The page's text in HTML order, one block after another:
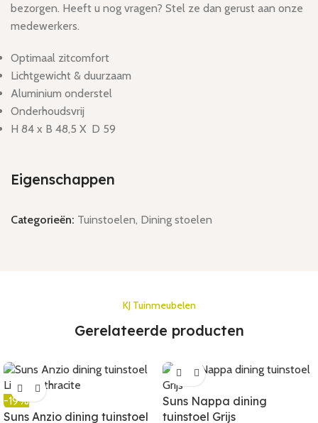
bezorgen. Heeft u nog vragen? Stel ze dan gerust aan onze
medewerkers.
Optimaal zitcomfort
Lichtgewicht & duurzaam
Aluminium onderstel
Onderhoudsvrij
H 84 x B 48,5 X D 59
Eigenschappen
Categorieën: Tuinstoelen, Dining stoelen
KJ Tuinmeubelen
Gerelateerde producten
-19%
Suns Anzio dining tuinstoel
Suns Nappa dining
tuinstoel Grijs